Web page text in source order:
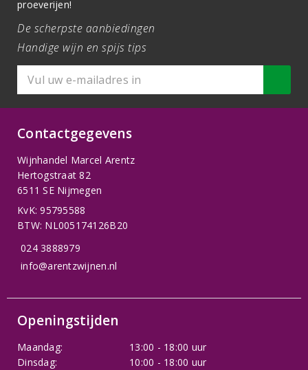
proeverijen!
De scherpste aanbiedingen
Handige wijn en spijs tips
Contactgegevens
Wijnhandel Marcel Arentz
Hertogstraat 82
6511 SE Nijmegen
KvK: 95795588
BTW: NL005174126B20
024 3888979
info@arentzwijnen.nl
Openingstijden
Maandag:
13:00 - 18:00 uur
Dinsdag:
10:00 - 18:00 uur